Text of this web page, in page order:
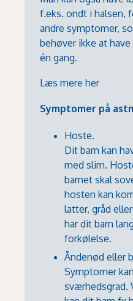
f.eks. ondt i halsen,
andre symptomer,
behøver ikke at
én gang.
Læs mere her
Symptomer på
Hoste.
Dit barn kan
med slim.
barnet skal
hosten kan
latter, gråd
har dit barn
forkølelse.
Åndenød eller
Symptomer
sværhedsgrad.